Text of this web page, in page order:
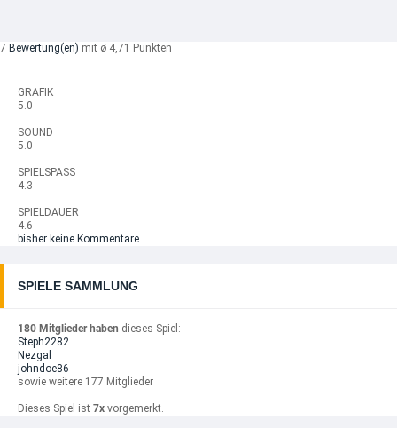
7 Bewertung(en) mit ø 4,71 Punkten
GRAFIK
5.0
SOUND
5.0
SPIELSPASS
4.3
SPIELDAUER
4.6
bisher keine Kommentare
SPIELE SAMMLUNG
180 Mitglieder haben dieses Spiel:
Steph2282
Nezgal
johndoe86
sowie weitere 177 Mitglieder
Dieses Spiel ist 7x vorgemerkt.